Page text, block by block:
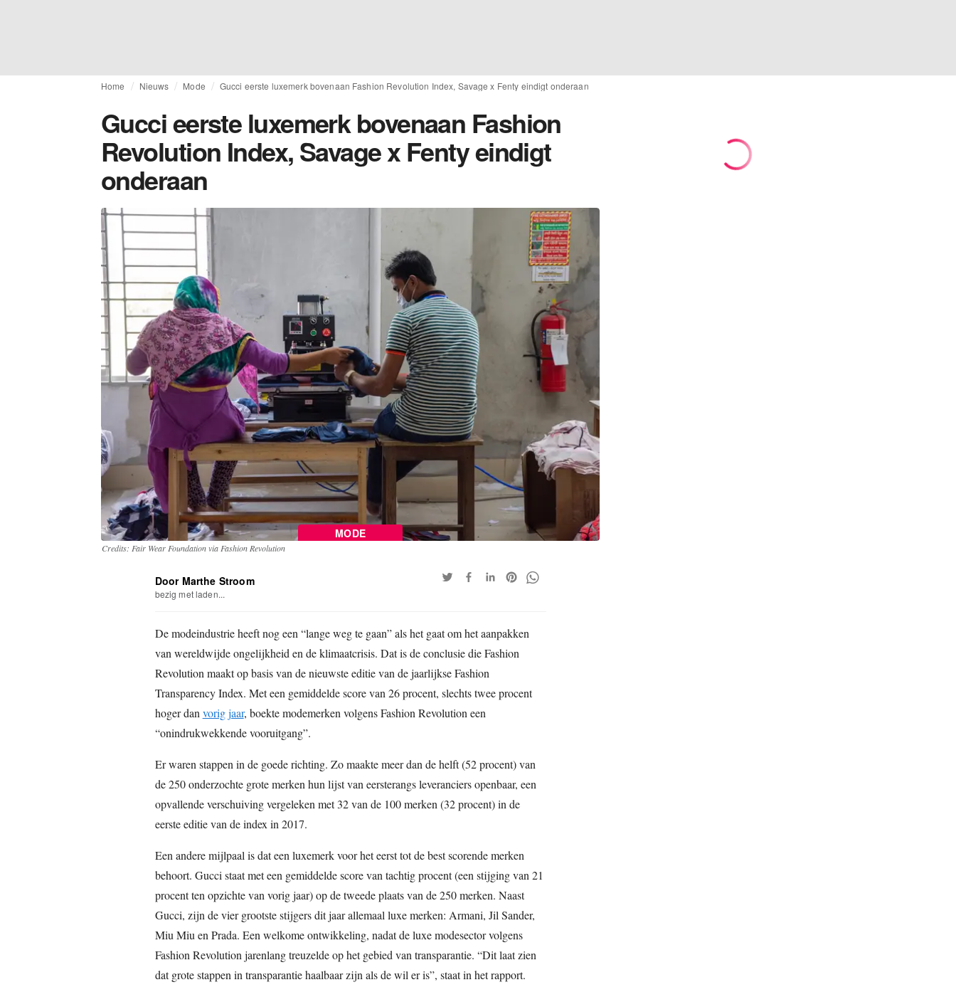
Home Nieuws Mode Gucci eerste luxemerk bovenaan Fashion Revolution Index, Savage x Fenty eindigt onderaan
Gucci eerste luxemerk bovenaan Fashion
Revolution Index, Savage x Fenty eindigt
onderaan
MODE
Credits: Fair Wear Foundation via Fashion Revolution
Door Marthe Stroom
bezig met laden...
De modeindustrie heeft nog een “lange weg te gaan” als het gaat om het aanpakken
van wereldwijde ongelijkheid en de klimaatcrisis. Dat is de conclusie die Fashion
Revolution maakt op basis van de nieuwste editie van de jaarlijkse Fashion
Transparency Index. Met een gemiddelde score van 26 procent, slechts twee procent
hoger dan vorig jaar, boekte modemerken volgens Fashion Revolution een
“onindrukwekkende vooruitgang”.
Er waren stappen in de goede richting. Zo maakte meer dan de helft (52 procent) van
de 250 onderzochte grote merken hun lijst van eersterangs leveranciers openbaar, een
opvallende verschuiving vergeleken met 32 van de 100 merken (32 procent) in de
eerste editie van de index in 2017.
Een andere mijlpaal is dat een luxemerk voor het eerst tot de best scorende merken
behoort. Gucci staat met een gemiddelde score van tachtig procent (een stijging van 21
procent ten opzichte van vorig jaar) op de tweede plaats van de 250 merken. Naast
Gucci, zijn de vier grootste stijgers dit jaar allemaal luxe merken: Armani, Jil Sander,
Miu Miu en Prada. Een welkome ontwikkeling, nadat de luxe modesector volgens
Fashion Revolution jarenlang treuzelde op het gebied van transparantie. “Dit laat zien
dat grote stappen in transparantie haalbaar zijn als de wil er is”, staat in het rapport.